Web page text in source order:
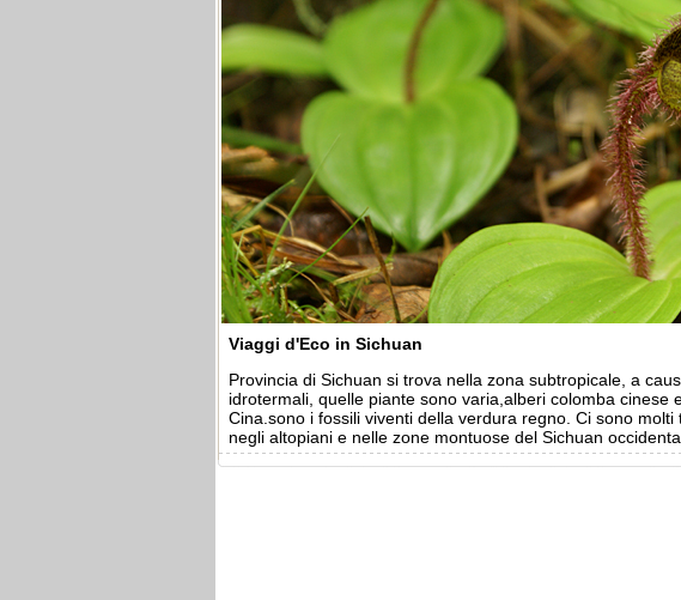
Viaggi d'Eco in Sichuan
Provincia di Sichuan si trova nella zona subtropicale, a
idrotermali, quelle piante sono varia,alberi colomba
Cina.sono i fossili viventi della verdura regno. Ci sono
negli altopiani e nelle zone montuose del Sichuan